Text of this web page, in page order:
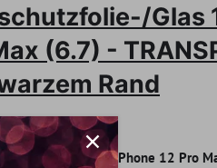
Glas
(6.7) -
Rand
ist für das iPhone 12 Pro